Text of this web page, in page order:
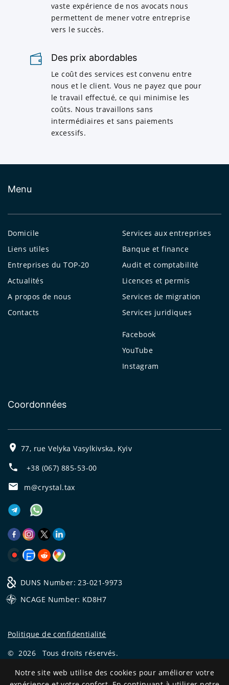
vaste expérience de nos avocats nous
permettent de mener votre entreprise
vers le succès.
Des prix abordables
Le coût des services est convenu entre
nous et le client. Vous ne payez que pour
le travail effectué, ce qui minimise les
coûts. Nous travaillons sans
intermédiaires et sans paiements
excessifs.
Menu
Domicile
Liens utiles
Entreprises du TOP-20
Actualités
A propos de nous
Contacts
Services aux entreprises
Banque et finance
Audit et comptabilité
Licences et permis
Services de migration
Services juridiques
Facebook
YouTube
Instagram
Coordonnées
77, rue Velyka Vasylkivska, Kyiv
+38 (067) 885-53-00
m@crystal.tax
DUNS Number: 23-021-9973
NCAGE Number: KD8H7
Politique de confidentialité
© 2026
Tous droits réservés.
CRYSTAL.TAX —EXPERT OFFSHORE №❶
Notre site web utilise des cookies pour améliorer votre